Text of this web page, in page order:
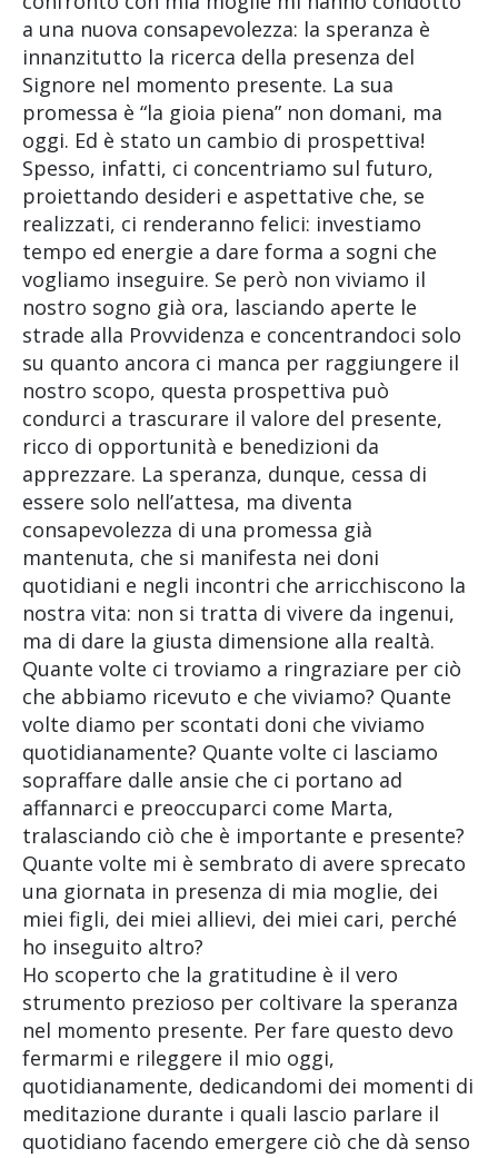
a una nuova consapevolezza: la speranza è
innanzitutto la ricerca della presenza del
Signore nel momento presente. La sua
promessa è “la gioia piena” non domani, ma
oggi. Ed è stato un cambio di prospettiva!
Spesso, infatti, ci concentriamo sul futuro,
proiettando desideri e aspettative che, se
realizzati, ci renderanno felici: investiamo
tempo ed energie a dare forma a sogni che
vogliamo inseguire. Se però non viviamo il
nostro sogno già ora, lasciando aperte le
strade alla Provvidenza e concentrandoci solo
su quanto ancora ci manca per raggiungere il
nostro scopo, questa prospettiva può
condurci a trascurare il valore del presente,
ricco di opportunità e benedizioni da
apprezzare. La speranza, dunque, cessa di
essere solo nell’attesa, ma diventa
consapevolezza di una promessa già
mantenuta, che si manifesta nei doni
quotidiani e negli incontri che arricchiscono la
nostra vita: non si tratta di vivere da ingenui,
ma di dare la giusta dimensione alla realtà.
Quante volte ci troviamo a ringraziare per ciò
che abbiamo ricevuto e che viviamo? Quante
volte diamo per scontati doni che viviamo
quotidianamente? Quante volte ci lasciamo
sopraffare dalle ansie che ci portano ad
affannarci e preoccuparci come Marta,
tralasciando ciò che è importante e presente?
Quante volte mi è sembrato di avere sprecato
una giornata in presenza di mia moglie, dei
miei figli, dei miei allievi, dei miei cari, perché
ho inseguito altro?
Ho scoperto che la gratitudine è il vero
strumento prezioso per coltivare la speranza
nel momento presente. Per fare questo devo
fermarmi e rileggere il mio oggi,
quotidianamente, dedicandomi dei momenti di
meditazione durante i quali lascio parlare il
quotidiano facendo emergere ciò che dà senso